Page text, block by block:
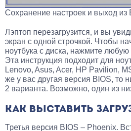
Сохранение настроек и выход из
Лэптоп перезагрузится, и вы
экран с одной строчкой. Чтобы
ноутбука с диска, нажмите любую
Эта инструкция подходит для
Lenovo, Asus, Acer, HP Pavilion,
же у вас другая версия BIOS, то
2 варианта. Возможно, один из
КАК ВЫСТАВИТЬ
Третья версия BIOS – Phoenix.